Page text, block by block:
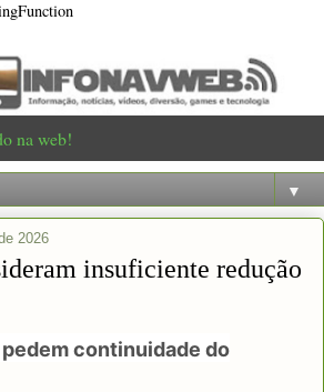
na web!
▼
2026
insuficiente redução
pedem continuidade do